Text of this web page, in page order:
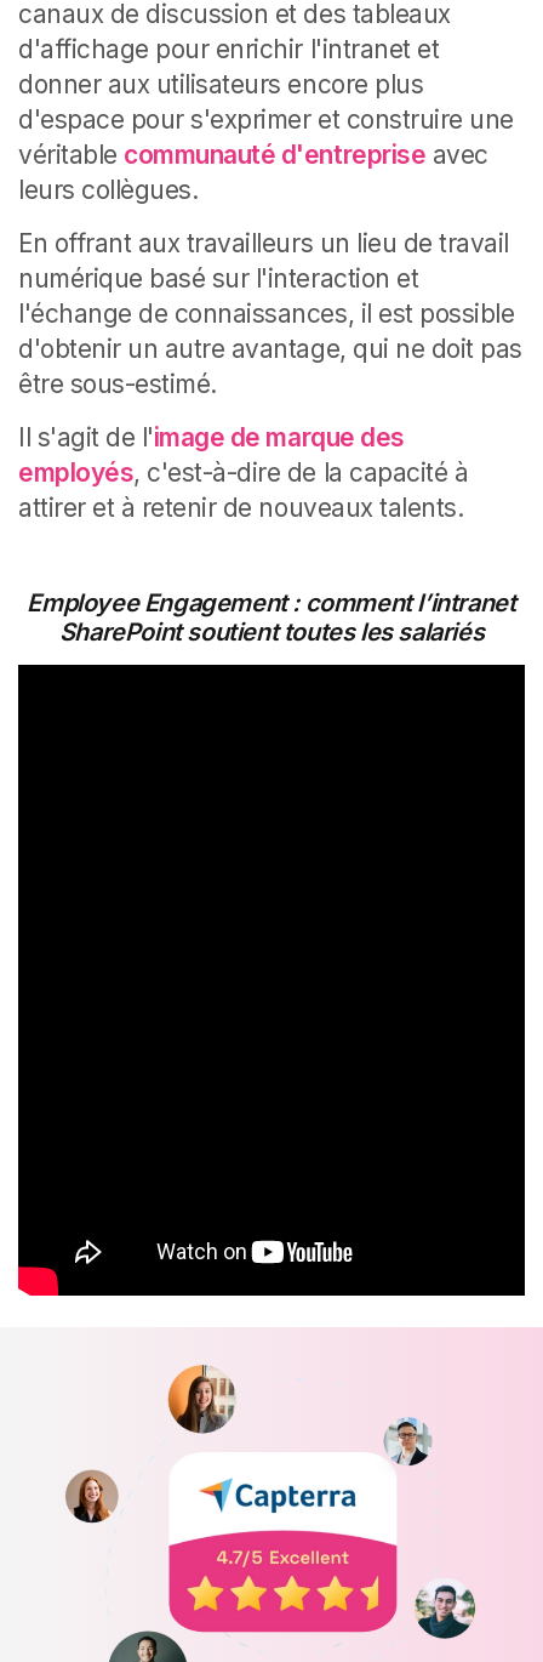
canaux de discussion et des tableaux
d'affichage pour enrichir l'intranet et
donner aux utilisateurs encore plus
d'espace pour s'exprimer et construire une
véritable communauté d'entreprise avec
leurs collègues.
En offrant aux travailleurs un lieu de travail
numérique basé sur l'interaction et
l'échange de connaissances, il est possible
d'obtenir un autre avantage, qui ne doit pas
être sous-estimé.
Il s'agit de l'image de marque des
employés, c'est-à-dire de la capacité à
attirer et à retenir de nouveaux talents.
Employee Engagement : comment l’intranet
SharePoint soutient toutes les salariés